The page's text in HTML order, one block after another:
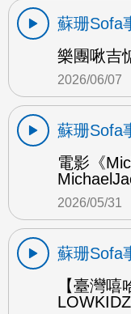
蘇珊Sofa
樂團啾吉
2026/06/07
蘇珊Sofa
電影《
2026/05/31
蘇珊Sofa
【臺灣